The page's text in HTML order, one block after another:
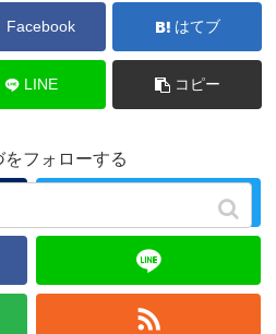
Facebook はてブ
LINE コピー
をフォローする